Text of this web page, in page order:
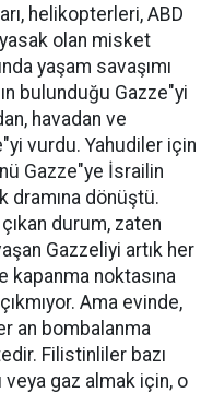
helikopterleri, ABD
olan misket
yaşam savaşımı
bulunduğu Gazze"yi
havadan ve
vurdu. Yahudiler için
Gazze"ye İsrailin
dramına dönüştü.
durum, zaten
Gazzeliyi artık her
kapanma noktasına
Ama evinde,
an bombalanma
Filistinliler bazı
gaz almak için, o